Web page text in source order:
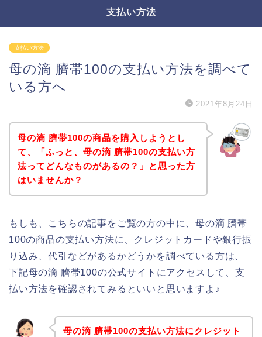
支払い方法
支払い方法
母の滴 臍帯100の支払い方法を調べて
いる方へ
2021年8月24日
母の滴 臍帯100の商品を購入しようとし
て、「ふっと、母の滴 臍帯100の支払い方
法ってどんなものがあるの？」と思った方
はいませんか？
もしも、こちらの記事をご覧の方の中に、母の滴 臍帯
100の商品の支払い方法に、クレジットカードや銀行振
り込み、代引などがあるかどうかを調べている方は、
下記母の滴 臍帯100の公式サイトにアクセスして、支
払い方法を確認されてみるといいと思いますよ♪
母の滴 臍帯100の支払い方法にクレジット